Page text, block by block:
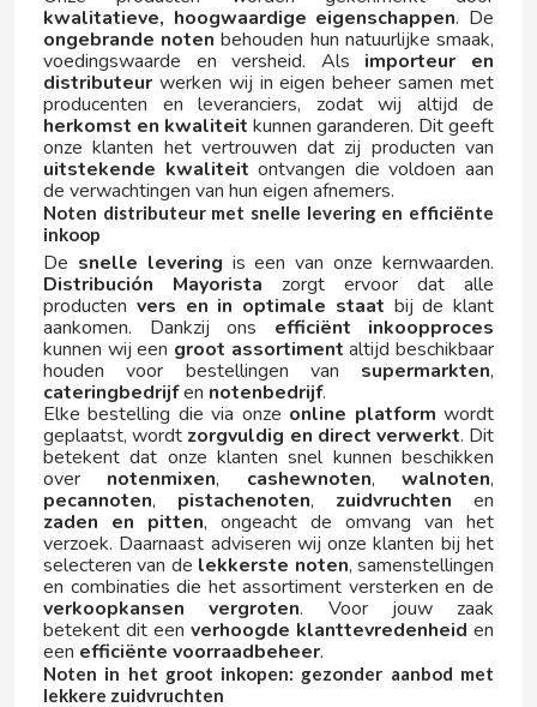
GASTONE LAGO
GATORADE
GIZEH
GLOBAL FOOD
GRANHS KONFEKTYR
GRANINI
GREFUSA
GUAY CAFÉ
GULLON
H
kwalitatieve, hoogwaardige eigenschappen. De
ongebrande noten behouden hun natuurlijke smaak,
voedingswaarde en versheid. Als importeur en
distributeur werken wij in eigen beheer samen met
producenten en leveranciers, zodat wij altijd de
herkomst en kwaliteit kunnen garanderen. Dit geeft
onze klanten het vertrouwen dat zij producten van
uitstekende kwaliteit ontvangen die voldoen aan
de verwachtingen van hun eigen afnemers.
Noten distributeur met snelle levering en efficiënte
inkoop
De snelle levering is een van onze kernwaarden.
Distribución Mayorista zorgt ervoor dat alle
producten vers en in optimale staat bij de klant
aankomen. Dankzij ons efficiënt inkoopproces
kunnen wij een groot assortiment altijd beschikbaar
houden voor bestellingen van supermarkten,
cateringbedrijfen notenbedrijf.
Elke bestelling die via onze online platform wordt
geplaatst, wordt zorgvuldig en direct verwerkt. Dit
betekent dat onze klanten snel kunnen beschikken
over notenmixen, cashewnoten,walnoten,
pecannoten, pistachenoten, zuidvruchten en
zaden en pitten, ongeacht de omvang van het
verzoek. Daarnaast adviseren wij onze klanten bij het
selecteren van de lekkerste noten, samenstellingen
en combinaties die het assortiment versterken en de
verkoopkansen vergroten. Voor jouw zaak
betekent dit een verhoogde klanttevredenheid en
een efficiënte voorraadbeheer.
Noten in het groot inkopen: gezonder aanbod met
lekkere zuidvruchten